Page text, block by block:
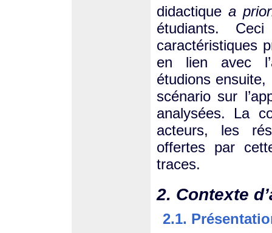
didactique a
étudiants.
caractéristiques
en lien avec
étudions
scénario sur
analysées. La
acteurs, les
offertes par
traces.
2. Contexte
2.1.